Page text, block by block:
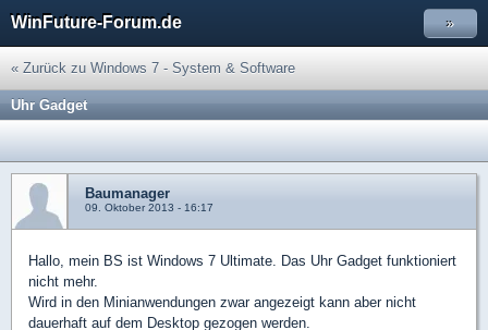
WinFuture-Forum.de »
« Zurück zu Windows 7 - System & Software
Uhr Gadget
Baumanager
09. Oktober 2013 - 16:17
Hallo, mein BS ist Windows 7 Ultimate. Das Uhr Gadget funktioniert
nicht mehr.
Wird in den Minianwendungen zwar angezeigt kann aber nicht
dauerhaft auf dem Desktop gezogen werden.